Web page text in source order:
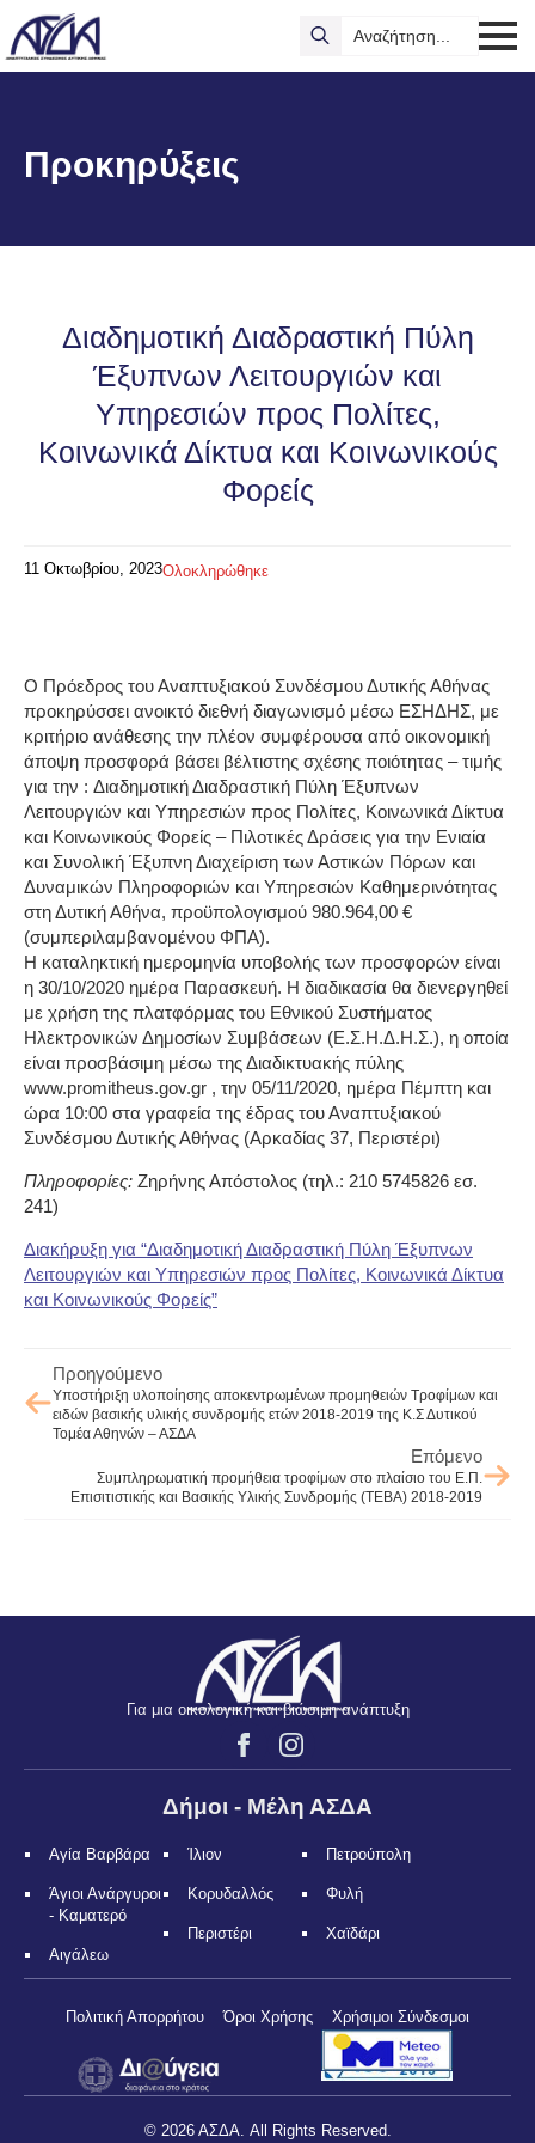
Search
Προκηρύξεις
Διαδημοτική Διαδραστική Πύλη
Έξυπνων Λειτουργιών και
Υπηρεσιών προς Πολίτες,
Κοινωνικά Δίκτυα και Κοινωνικούς
Φορείς
11 Οκτωβρίου, 2023Ολοκληρώθηκε
Ο Πρόεδρος του Αναπτυξιακού Συνδέσμου Δυτικής Αθήνας
προκηρύσσει ανοικτό διεθνή διαγωνισμό μέσω ΕΣΗΔΗΣ, με
κριτήριο ανάθεσης την πλέον συμφέρουσα από οικονομική
άποψη προσφορά βάσει βέλτιστης σχέσης ποιότητας – τιμής
για την : Διαδημοτική Διαδραστική Πύλη Έξυπνων
Λειτουργιών και Υπηρεσιών προς Πολίτες, Κοινωνικά Δίκτυα
και Κοινωνικούς Φορείς – Πιλοτικές Δράσεις για την Ενιαία
και Συνολική Έξυπνη Διαχείριση των Αστικών Πόρων και
Δυναμικών Πληροφοριών και Υπηρεσιών Καθημερινότητας
στη Δυτική Αθήνα, προϋπολογισμού 980.964,00 €
(συμπεριλαμβανομένου ΦΠΑ).
Η καταληκτική ημερομηνία υποβολής των προσφορών είναι
η 30/10/2020 ημέρα Παρασκευή. Η διαδικασία θα διενεργηθεί
με χρήση της πλατφόρμας του Εθνικού Συστήματος
Ηλεκτρονικών Δημοσίων Συμβάσεων (Ε.Σ.Η.Δ.Η.Σ.), η οποία
είναι προσβάσιμη μέσω της Διαδικτυακής πύλης
www.promitheus.gov.gr , την 05/11/2020, ημέρα Πέμπτη και
ώρα 10:00 στα γραφεία της έδρας του Αναπτυξιακού
Συνδέσμου Δυτικής Αθήνας (Αρκαδίας 37, Περιστέρι)
Πληροφορίες: Ζηρήνης Απόστολος (τηλ.: 210 5745826 εσ.
241)
Διακήρυξη για “Διαδημοτική Διαδραστική Πύλη Έξυπνων
Λειτουργιών και Υπηρεσιών προς Πολίτες, Κοινωνικά Δίκτυα
και Κοινωνικούς Φορείς”
Προηγούμενο
Υποστήριξη υλοποίησης αποκεντρωμένων προμηθειών Τροφίμων και
ειδών βασικής υλικής συνδρομής ετών 2018-2019 της Κ.Σ Δυτικού
Τομέα Αθηνών – ΑΣΔΑ
Επόμενο
Συμπληρωματική προμήθεια τροφίμων στο πλαίσιο του Ε.Π.
Επισιτιστικής και Βασικής Υλικής Συνδρομής (ΤΕΒΑ) 2018-2019
Για μια οικολογική και βιώσιμη ανάπτυξη
Δήμοι - Μέλη ΑΣΔΑ
Αγία Βαρβάρα
Άγιοι Ανάργυροι
- Καματερό
Αιγάλεω
Ίλιον
Κορυδαλλός
Περιστέρι
Πετρούπολη
Φυλή
Χαϊδάρι
Πολιτική Απορρήτου Όροι Χρήσης Χρήσιμοι Σύνδεσμοι
© 2026 ΑΣΔΑ. All Rights Reserved.